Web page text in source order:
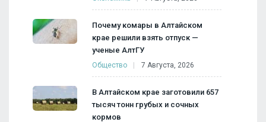
Почему комары в Алтайском
крае решили взять отпуск —
ученые АлтГУ
Общество 7 Августа, 2026
В Алтайском крае заготовили 657
тысяч тонн грубых и сочных
кормов